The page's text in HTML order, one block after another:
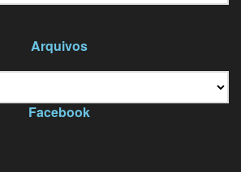
Arquivos
Facebook